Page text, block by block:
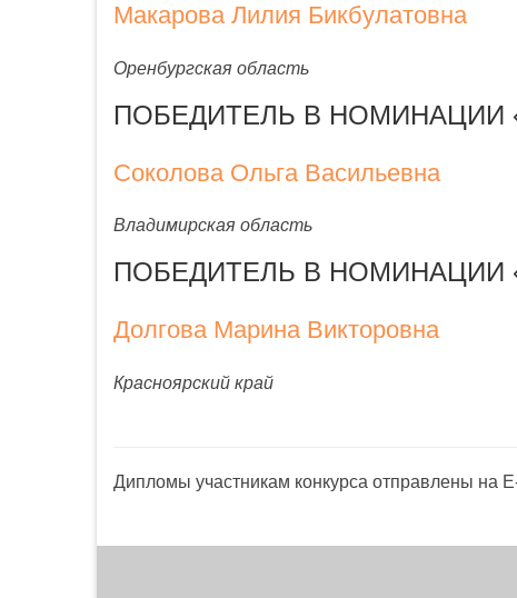
Макарова Лилия Бикбулатовна
Оренбургская область
ПОБЕДИТЕЛЬ В НОМИНАЦИИ
Соколова Ольга Васильевна
Владимирская область
ПОБЕДИТЕЛЬ В НОМИНАЦИИ
Долгова Марина Викторовна
Красноярский край
Дипломы участникам конкурса отправлены на